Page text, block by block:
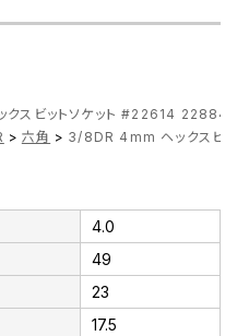
スビットソケット #22614 22884
> 六角 > 3/8DR 4mm ヘックスビ
4.0
49
23
17.5